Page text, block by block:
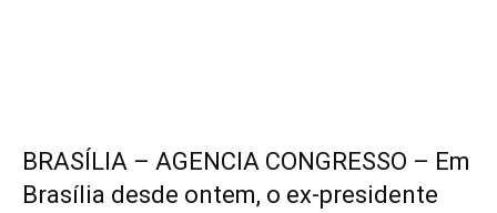
BRASÍLIA – AGENCIA CONGRESSO – Em
Brasília desde ontem, o ex-presidente